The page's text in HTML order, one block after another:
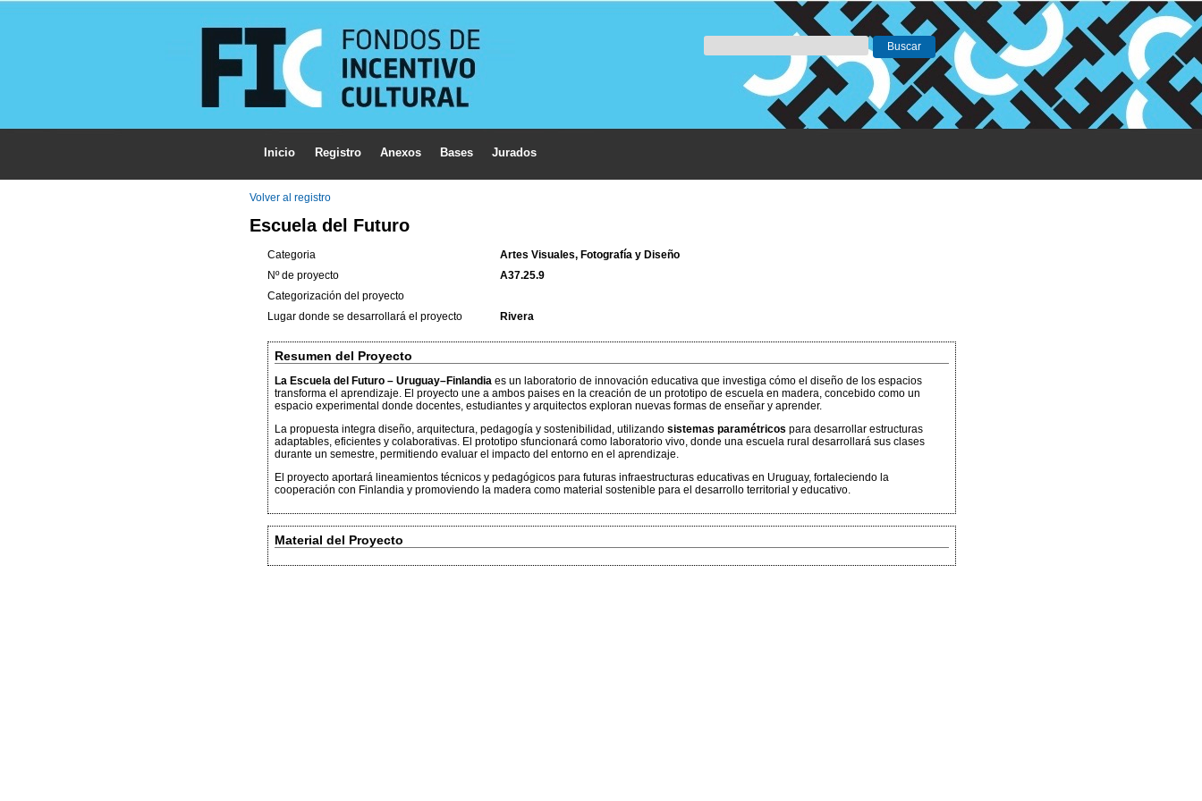
Inicio Registro Anexos Bases Jurados
Volver al registro
Escuela del Futuro
Categoria
Artes Visuales, Fotografía y Diseño
Nº de proyecto
A37.25.9
Categorización del proyecto
Lugar donde se desarrollará el proyecto
Rivera
Resumen del Proyecto
La Escuela del Futuro – Uruguay–Finlandia es un laboratorio de innovación educativa que investiga cómo el diseño de los espacios
transforma el aprendizaje. El proyecto une a ambos paises en la creación de un prototipo de escuela en madera, concebido como un
espacio experimental donde docentes, estudiantes y arquitectos exploran nuevas formas de enseñar y aprender.
La propuesta integra diseño, arquitectura, pedagogía y sostenibilidad, utilizando sistemas paramétricos para desarrollar estructuras
adaptables, eficientes y colaborativas. El prototipo sfuncionará como laboratorio vivo, donde una escuela rural desarrollará sus clases
durante un semestre, permitiendo evaluar el impacto del entorno en el aprendizaje.
El proyecto aportará lineamientos técnicos y pedagógicos para futuras infraestructuras educativas en Uruguay, fortaleciendo la
cooperación con Finlandia y promoviendo la madera como material sostenible para el desarrollo territorial y educativo.
Material del Proyecto